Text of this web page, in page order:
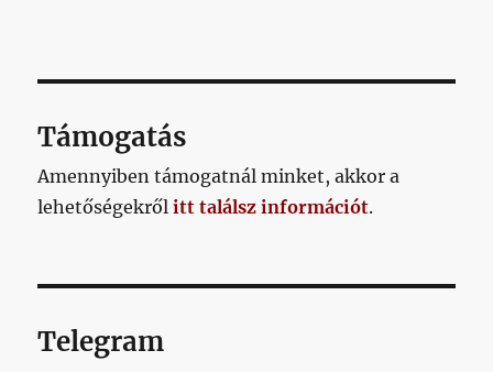
Támogatás
Amennyiben támogatnál minket, akkor a
lehetőségekrőlitt találsz információt.
Telegram